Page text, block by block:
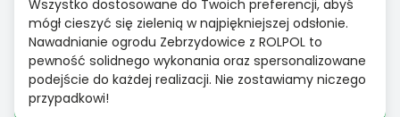
Wszystko dostosowane do Twoich preferencji, abyś
mógł cieszyć się zielenią w najpiękniejszej odsłonie.
Nawadnianie ogrodu Zebrzydowice z ROLPOL to
pewność solidnego wykonania oraz spersonalizowane
podejście do każdej realizacji. Nie zostawiamy niczego
przypadkowi!